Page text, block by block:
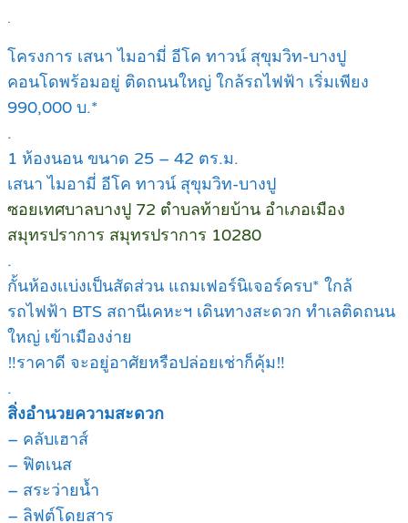
.
โครงการ เสนา ไมอามี่ อีโค ทาวน์ สุขุมวิท-บางปู
คอนโดพร้อมอยู่ ติดถนนใหญ่ ใกล้รถไฟฟ้า เริ่มเพียง
990,000 บ.*
.
1 ห้องนอน ขนาด 25 – 42 ตร.ม.
เสนา ไมอามี่ อีโค ทาวน์ สุขุมวิท-บางปู
ซอยเทศบาลบางปู 72 ตำบลท้ายบ้าน อำเภอเมือง
สมุทรปราการ สมุทรปราการ 10280
.
กั้นห้องเเบ่งเป็นสัดส่วน แถมเฟอร์นิเจอร์ครบ* ใกล้
รถไฟฟ้า BTS สถานีเคหะฯ เดินทางสะดวก ทำเลติดถนน
ใหญ่ เข้าเมืองง่าย
‼ราคาดี จะอยู่อาศัยหรือปล่อยเช่าก็คุ้ม‼
.
สิ่งอำนวยความสะดวก
– คลับเฮาส์
– ฟิตเนส
– สระว่ายน้ำ
– ลิฟต์โดยสาร